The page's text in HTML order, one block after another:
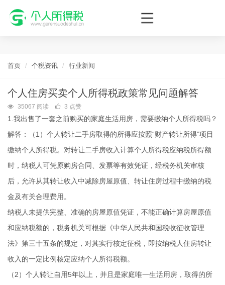
个人所得税网，最新个税资讯平台，您的个税管理专家！
首页 个税资讯 行业新闻
个人住房买卖个人所得税政策常见问题解答
35067 阅读 3 点赞
1.我出售了一套之前购买的家庭生活用房，需要缴纳个人所得税吗？
解答：（1）个人转让二手房取得的所得应按照“财产转让所得”项目
缴纳个人所得税。对转让二手房收入计算个人所得税应纳税所得额
时，纳税人可凭原购房合同、发票等有效凭证，经税务机关审核
后，允许从其转让收入中减除房屋原值、转让住房过程中缴纳的税
金及有关合理费用。
纳税人未提供完整、准确的房屋原值凭证，不能正确计算房屋原值
和应纳税额的，税务机关可根据《中华人民共和国税收征收管理
法》第三十五条的规定，对其实行核定征税，即按纳税人住房转让
收入的一定比例核定应纳个人所得税额。
（2）个人转让自用5年以上，并且是家庭唯一生活用房，取得的所